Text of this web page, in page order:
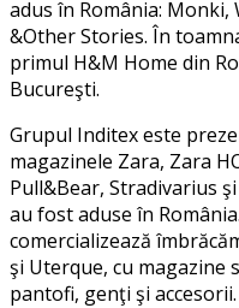
adus în România: Monki,
&Other Stories. În
primul H&M Home din
Bucureşti.
Grupul Inditex este
magazinele Zara, Zara
Pull&Bear, Stradivarius
au fost aduse în
comercializează
şi Uterque, cu magazine
pantofi, genţi şi accesorii.